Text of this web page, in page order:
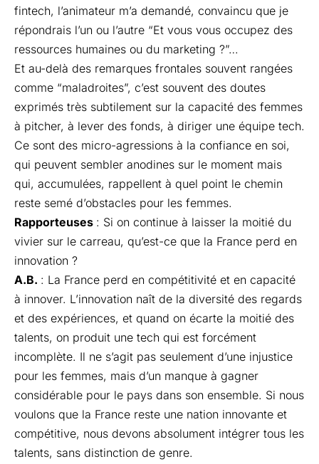
fintech, l’animateur m’a demandé, convaincu que je
répondrais l’un ou l’autre “Et vous vous occupez des
ressources humaines ou du marketing ?”…
Et au-delà des remarques frontales souvent rangées
comme “maladroites”, c’est souvent des doutes
exprimés très subtilement sur la capacité des femmes
à pitcher, à lever des fonds, à diriger une équipe tech.
Ce sont des micro-agressions à la confiance en soi,
qui peuvent sembler anodines sur le moment mais
qui, accumulées, rappellent à quel point le chemin
reste semé d’obstacles pour les femmes.
Rapporteuses : Si on continue à laisser la moitié du
vivier sur le carreau, qu’est-ce que la France perd en
innovation ?
A.B. : La France perd en compétitivité et en capacité
à innover. L’innovation naît de la diversité des regards
et des expériences, et quand on écarte la moitié des
talents, on produit une tech qui est forcément
incomplète. Il ne s’agit pas seulement d’une injustice
pour les femmes, mais d’un manque à gagner
considérable pour le pays dans son ensemble. Si nous
voulons que la France reste une nation innovante et
compétitive, nous devons absolument intégrer tous les
talents, sans distinction de genre.